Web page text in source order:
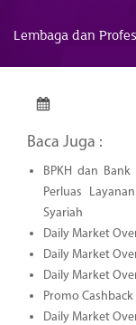
Lembaga dan
Baca Juga :
BPKH dan
Perluas
Syariah
Daily Market
Daily Market
Daily Market
Promo
Daily Market